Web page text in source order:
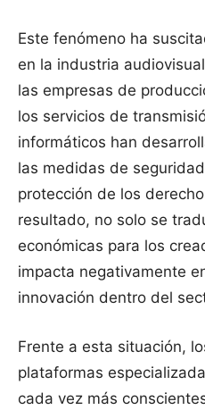
Este fenómeno ha
en la industria
las empresas de
los servicios de
informáticos han
las medidas de
protección de los
resultado, no solo se
económicas para los
impacta negativamente
innovación dentro del
Frente a esta situación,
plataformas
cada vez más